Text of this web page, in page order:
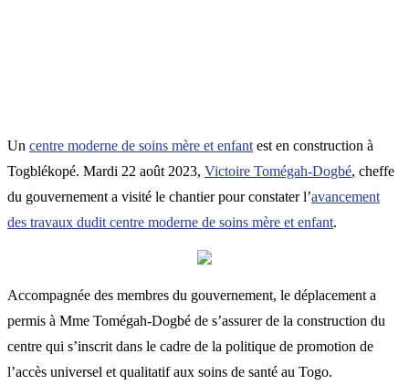
Un centre moderne de soins mère et enfant est en construction à
Togblékopé. Mardi 22 août 2023, Victoire Tomégah-Dogbé, cheffe
du gouvernement a visité le chantier pour constater l’avancement
des travaux dudit centre moderne de soins mère et enfant.
Accompagnée des membres du gouvernement, le déplacement a
permis à Mme Tomégah-Dogbé de s’assurer de la construction du
centre qui s’inscrit dans le cadre de la politique de promotion de
l’accès universel et qualitatif aux soins de santé au Togo.